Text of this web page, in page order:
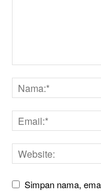
Simpan nama,